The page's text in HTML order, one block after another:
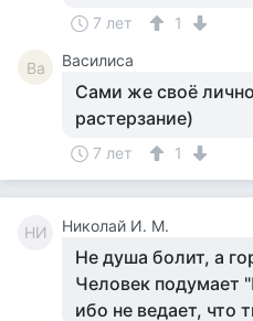
7 лет 1
Ва Василиса
Сами же своё
растерзание)
7 лет 1
НИ Николай И. М.
Не душа болит, а
Человек подумает
ибо не ведает, что